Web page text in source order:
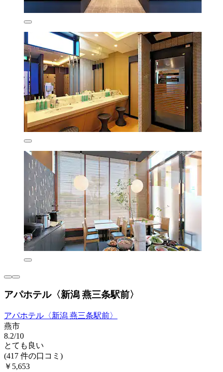
アパホテル〈新潟 燕三条駅前〉
アパホテル〈新潟 燕三条駅前〉
燕市
8.2/10
とても良い
(417 件の口コミ)
￥5,653